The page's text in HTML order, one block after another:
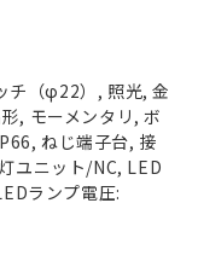
チ（φ22）, 照光, 金
, モーメンタリ, ボ
ねじ端子台, 接
ユニット/NC, LED
ランプ電圧: